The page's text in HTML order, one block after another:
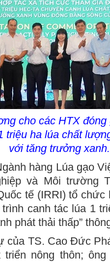
cho các HTX
triệu ha lúa chất
với tăng trưởng xanh.
hàng Lúa gạo
và Môi trường
tế (IRRI) tổ chức
canh tác lúa 1
phát thải thấp”
của TS. Cao Đức
triển nông thôn;